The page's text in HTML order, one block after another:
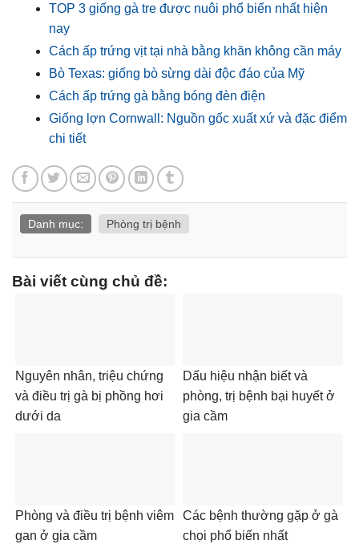
TOP 3 giống gà tre được nuôi phổ biến nhất hiện
nay
Cách ấp trứng vịt tại nhà bằng khăn không cần máy
Bò Texas: giống bò sừng dài độc đáo của Mỹ
Cách ấp trứng gà bằng bóng đèn điện
Giống lợn Cornwall: Nguồn gốc xuất xứ và đặc điểm
chi tiết
Danh mục: Phòng trị bệnh
Bài viết cùng chủ đề:
Nguyên nhân, triệu chứng
và điều trị gà bị phồng hơi
dưới da
Dấu hiệu nhận biết và
phòng, trị bệnh bại huyết ở
gia cầm
Phòng và điều trị bệnh viêm
gan ở gia cầm
Các bệnh thường gặp ở gà
chọi phổ biến nhất